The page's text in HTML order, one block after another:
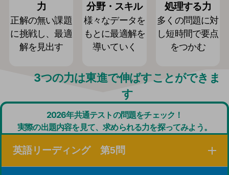
力
正解の無い課題
に挑戦し、最適
解を見出す
分野・スキル
様々なデータを
もとに最適解を
導いていく
処理する力
多くの問題に対
し短時間で要点
をつかむ
3つの力は東進で伸ばすことができま
す
2026年共通テストの問題をチェック！
実際の出題内容を見て、求められる力を探ってみよう。
英語リーディング 第5問